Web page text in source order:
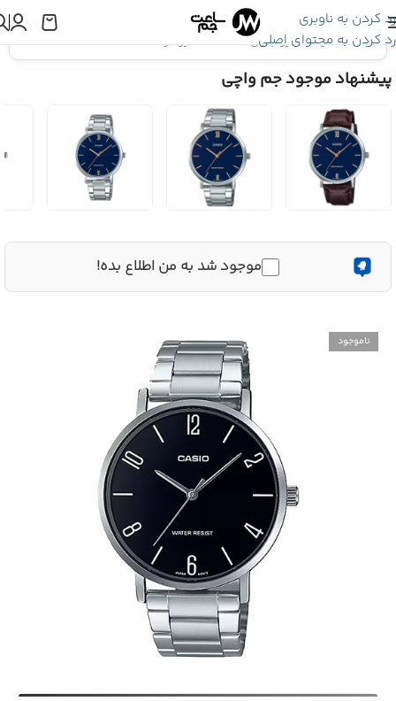
رد کردن به ناوبری
رد کردن به محتوای اصلی
اینجا هستید:کاسیو جنرال»ساعت کاسیو مردانه CASIO MTP-VT01D-1B2
پیشنهاد موجود جم واچی
موجود شد به من اطلاع بده!
ناموجود